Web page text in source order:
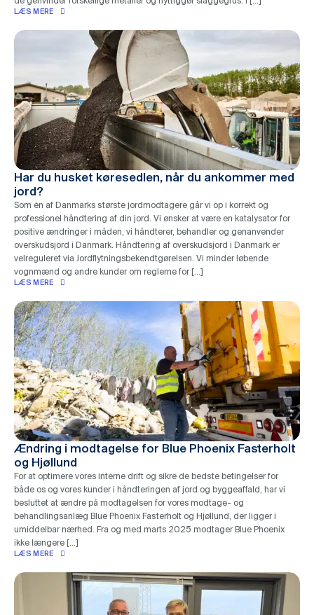
LÆS MERE
Har du husket køresedlen, når du ankommer med
jord?
Som én af Danmarks største jordmodtagere går vi op i korrekt og
professionel håndtering af din jord. Vi ønsker at være en katalysator for
positive ændringer i måden, vi håndterer, behandler og genanvender
overskudsjord i Danmark. Håndtering af overskudsjord i Danmark er
velreguleret via Jordflytningsbekendtgørelsen. Vi minder løbende
vognmænd og andre kunder om reglerne for […]
LÆS MERE
Ændring i modtagelse for Blue Phoenix Fasterholt
og Hjøllund
For at optimere vores interne drift og sikre de bedste betingelser for
både os og vores kunder i håndteringen af jord og byggeaffald, har vi
besluttet at ændre på modtagelsen for vores modtage- og
behandlingsanlæg Blue Phoenix Fasterholt og Hjøllund, der ligger i
umiddelbar nærhed. Fra og med marts 2025 modtager Blue Phoenix
ikke længere […]
LÆS MERE